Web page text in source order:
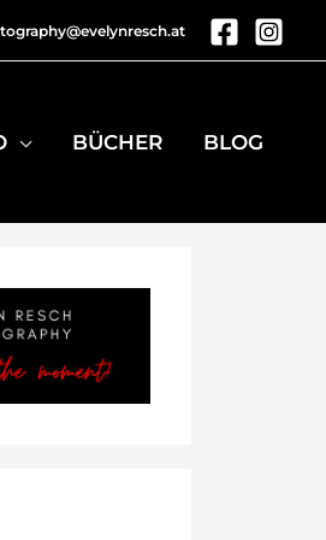
BÜCHER BLOG